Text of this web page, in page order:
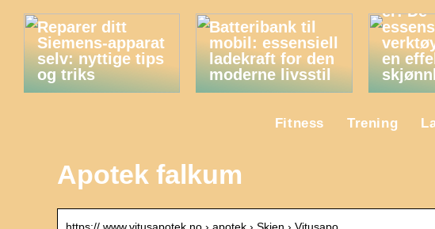
Reparer ditt
Siemens-apparat
selv: nyttige tips
og triks
Batteribank til
mobil: essensiell
ladekraft for den
moderne livsstil
er: De
en
Fitness Trening
Apotek falkum
https:// www.vitusapotek.no › apotek › Skien › Vitusapo…